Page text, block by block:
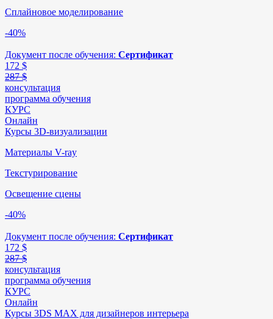
Сплайновое моделирование
-40%
Документ после обучения: Сертификат
172 $
287 $
консультация
программа обучения
КУРС
Онлайн
Курсы 3D-визуализации
Материалы V-ray
Текстурирование
Освещение сцены
-40%
Документ после обучения: Сертификат
172 $
287 $
консультация
программа обучения
КУРС
Онлайн
Курсы 3DS MAX для дизайнеров интерьера